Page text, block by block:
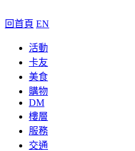
回首頁 EN
活動
卡友
美食
購物
DM
樓層
服務
交通